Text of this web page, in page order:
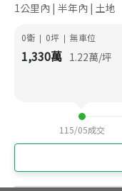
1公里內 | 半年內 | 土地
0衛 | 0坪 | 無車位
1,330萬 1.22萬/坪
115/05成交